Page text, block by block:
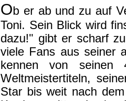
Ob er ab und zu auf
Toni. Sein Blick wird
dazu!" gibt er scharf
viele Fans aus seiner
kennen von seinen
Weltmeistertiteln,
Star bis weit nach